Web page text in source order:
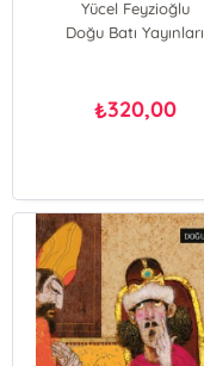
Yücel Feyzioğlu
Doğu Batı Yayınları
₺320,00